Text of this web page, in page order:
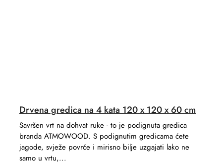
Drvena gredica na 4 kata 120 x 120 x 60 cm
Savršen vrt na dohvat ruke - to je podignuta gredica
branda ATMOWOOD. S podignutim gredicama ćete
jagode, svježe povrće i mirisno bilje uzgajati lako ne
samo u vrtu,...